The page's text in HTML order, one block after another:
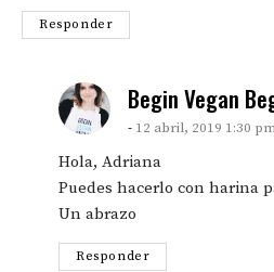
Responder
Begin Vegan
12 abril, 2019 1:30
Hola, Adriana
Puedes hacerlo con harina
Un abrazo
Responder